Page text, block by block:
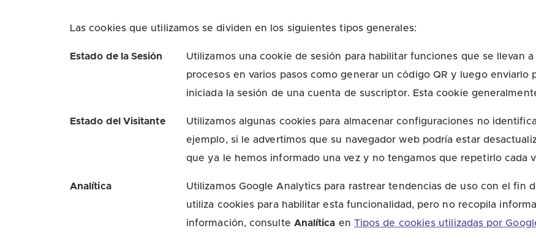
Las cookies que utilizamos se dividen en los siguientes tipos generales:
Estado de la Sesión
Utilizamos una cookie de sesión para habilitar funciones que se llevan
procesos en varios pasos como generar un código QR y luego
iniciada la sesión de una cuenta de suscriptor. Esta cookie
Estado del Visitante
Utilizamos algunas cookies para almacenar configuraciones no
ejemplo, si le advertimos que su navegador web podría estar
que ya le hemos informado una vez y no tengamos que repetirlo cada
Analítica
Utilizamos Google Analytics para rastrear tendencias de uso con el fin
utiliza cookies para habilitar esta funcionalidad, pero no recopila
información, consulte Analítica en Tipos de cookies utilizadas por